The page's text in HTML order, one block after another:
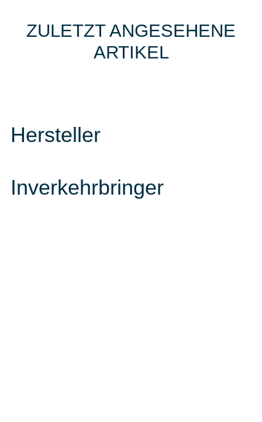
ZULETZT ANGESEHENE
ARTIKEL
Hersteller
Inverkehrbringer